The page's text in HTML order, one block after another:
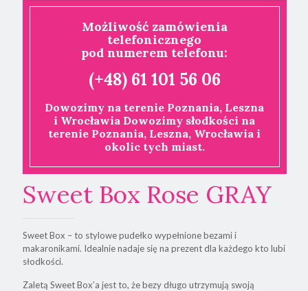
Możliwość zamówienia
telefonicznego
pod numerem telefonu:
(+48) 61 101 56 06
Dowozimy na terenie Poznania, Leszna
i Wrocławia Dowozimy słodkości na
terenie Poznania, Leszna, Wrocławia i
okolic tych miast.
Sweet Box Rose GRAY
Sweet Box – to stylowe pudełko wypełnione bezami i
makaronikami. Idealnie nadaje się na prezent dla każdego kto lubi
słodkości.
Zaletą Sweet Box’a jest to, że bezy długo utrzymują swoją